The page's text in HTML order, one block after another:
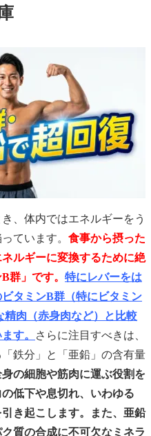
、体内ではエネルギーをう
ています。 食事から摂った
ルギーに変換するために絶
群」です。 特にレバーをは
タミンB群（特にビタミン
精肉（赤身肉など）と比較
す。
さらに注目すべきは、
鉄分」と「亜鉛」の含有量
の細胞や筋肉に運ぶ役割を
低下や息切れ、いわゆる
き起こします。また、亜鉛
質の合成に不可欠なミネラ